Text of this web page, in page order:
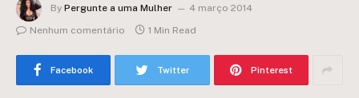
By Pergunte a uma Mulher
4 março 2014
Nenhum comentário
1 Min Read
Facebook Twitter Pinterest